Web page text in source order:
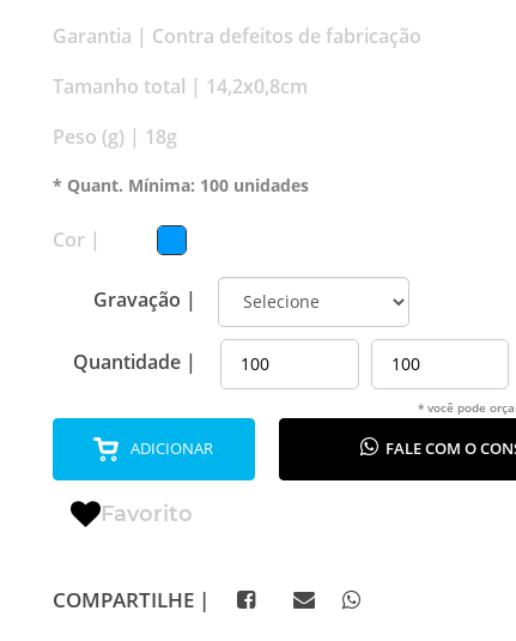
Garantia | Contra defeitos de fabricação
Tamanho total | 14,2x0,8cm
Peso (g) | 18g
* Quant. Mínima: 100 unidades
Cor |
Gravação |
Quantidade |
* você pode
ADICIONAR FALE COM O
Favorito
COMPARTILHE |